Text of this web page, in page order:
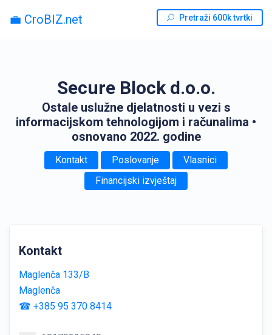
💼 CroBIZ.net Pretraži 600k tvrtki
Secure Block d.o.o.
Ostale uslužne djelatnosti u vezi s
informacijskom tehnologijom i računalima •
osnovano 2022. godine
Kontakt Poslovanje
Vlasnici
Financijski izvještaj
Kontakt
Maglenča 133/B
Maglenča
☎ +385 95 370 8414